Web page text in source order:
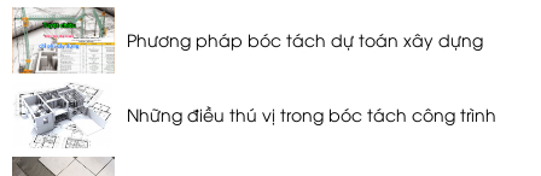
Phương pháp bóc tách dự toán xây dựng
Những điều thú vị trong bóc tách công trình